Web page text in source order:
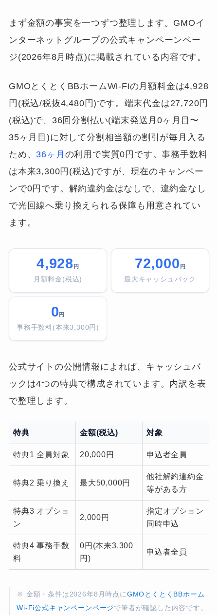
まず金額の事実を一つずつ整理します。GMOイ
ンターネットグループの公式キャンペーンペー
ジ(2026年8月時点)に掲載されている内容です。
GMOとくとくBBホームWi-Fiの月額料金は4,928
円(税込/税抜4,480円)です。端末代金は27,720円
(税込)で、36回分割払い(端末発送月0ヶ月目〜
35ヶ月目)に対して分割相当額の割引が毎月入る
ため、 36ヶ月 の利用で実質0円です。事務手数料
は本来3,300円(税込)ですが、現在のキャンペー
ンで0円です。解約違約金はなしで、違約金なし
で光回線へ乗り換えられる保障も用意されてい
ます。
4,928 円
月額料金(税込)
72,000 円
最大キャッシュバック
0 円
事務手数料(本来3,300円)
公式サイトの公開情報によれば、キャッシュバ
ックは4つの特典で構成されています。内訳を表
で整理します。
特典 金額(税込) 対象
特典1 全員対象 20,000円 申込者全員
特典2 乗り換え 最大50,000円
他社解約違約金
等がある方
特典3 オプショ
ン
2,000円
指定オプション
同時申込
特典4 事務手数
料
0円(本来3,300
円)
申込者全員
※ 金額・条件は2026年8月時点にGMOとくとくBBホーム
Wi-Fi公式キャンペーンページで筆者が確認した内容です。